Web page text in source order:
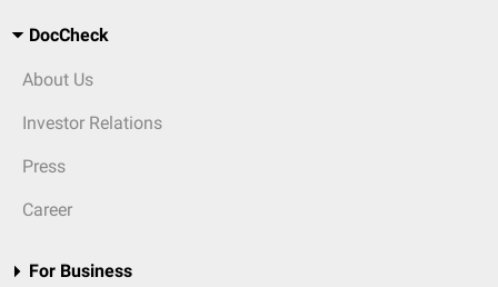
DocCheck
About Us
Investor Relations
Press
Career
For Business